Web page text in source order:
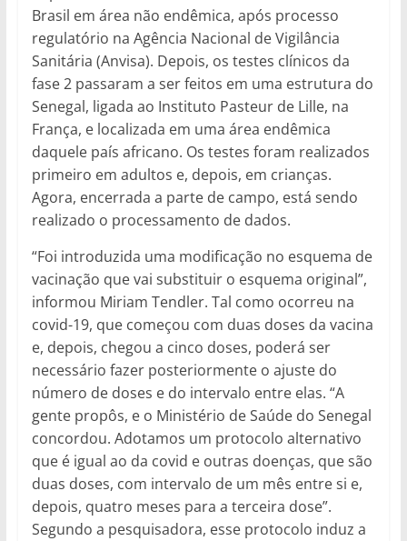
Brasil em área não endêmica, após processo
regulatório na Agência Nacional de Vigilância
Sanitária (Anvisa). Depois, os testes clínicos da
fase 2 passaram a ser feitos em uma estrutura do
Senegal, ligada ao Instituto Pasteur de Lille, na
França, e localizada em uma área endêmica
daquele país africano. Os testes foram realizados
primeiro em adultos e, depois, em crianças.
Agora, encerrada a parte de campo, está sendo
realizado o processamento de dados.
“Foi introduzida uma modificação no esquema de
vacinação que vai substituir o esquema original”,
informou Miriam Tendler. Tal como ocorreu na
covid-19, que começou com duas doses da vacina
e, depois, chegou a cinco doses, poderá ser
necessário fazer posteriormente o ajuste do
número de doses e do intervalo entre elas. “A
gente propôs, e o Ministério de Saúde do Senegal
concordou. Adotamos um protocolo alternativo
que é igual ao da covid e outras doenças, que são
duas doses, com intervalo de um mês entre si e,
depois, quatro meses para a terceira dose”.
Segundo a pesquisadora, esse protocolo induz a